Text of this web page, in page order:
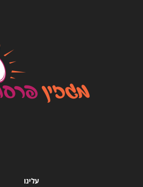
עלינו